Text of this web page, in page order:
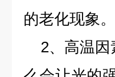
的老化现象
2、高温因